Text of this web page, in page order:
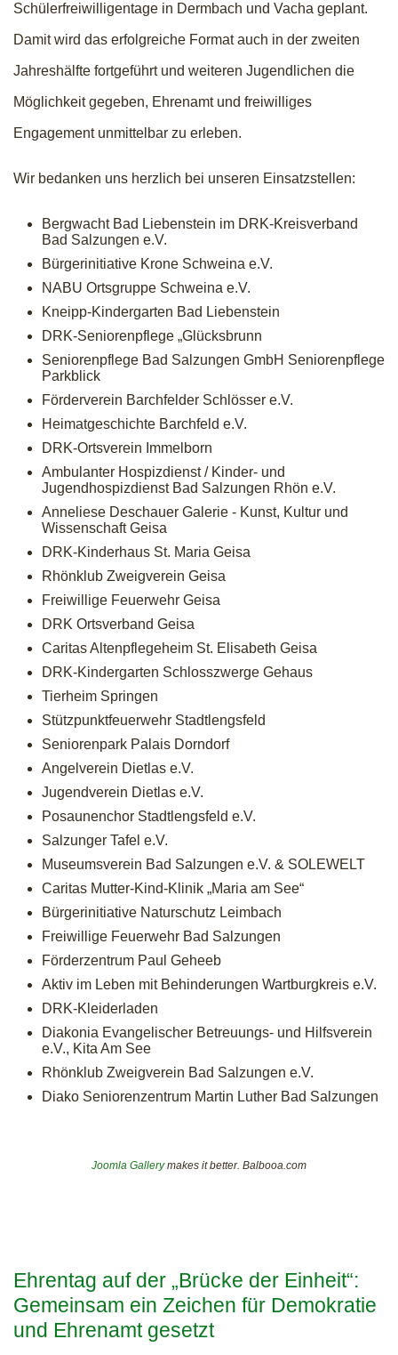
Schülerfreiwilligentage in Dermbach und Vacha geplant.
Damit wird das erfolgreiche Format auch in der zweiten
Jahreshälfte fortgeführt und weiteren Jugendlichen die
Möglichkeit gegeben, Ehrenamt und freiwilliges
Engagement unmittelbar zu erleben.
Wir bedanken uns herzlich bei unseren Einsatzstellen:
Bergwacht Bad Liebenstein im DRK-Kreisverband
Bad Salzungen e.V.
Bürgerinitiative Krone Schweina e.V.
NABU Ortsgruppe Schweina e.V.
Kneipp-Kindergarten Bad Liebenstein
DRK-Seniorenpflege „Glücksbrunn
Seniorenpflege Bad Salzungen GmbH Seniorenpflege
Parkblick
Förderverein Barchfelder Schlösser e.V.
Heimatgeschichte Barchfeld e.V.
DRK-Ortsverein Immelborn
Ambulanter Hospizdienst / Kinder- und
Jugendhospizdienst Bad Salzungen Rhön e.V.
Anneliese Deschauer Galerie - Kunst, Kultur und
Wissenschaft Geisa
DRK-Kinderhaus St. Maria Geisa
Rhönklub Zweigverein Geisa
Freiwillige Feuerwehr Geisa
DRK Ortsverband Geisa
Caritas Altenpflegeheim St. Elisabeth Geisa
DRK-Kindergarten Schlosszwerge Gehaus
Tierheim Springen
Stützpunktfeuerwehr Stadtlengsfeld
Seniorenpark Palais Dorndorf
Angelverein Dietlas e.V.
Jugendverein Dietlas e.V.
Posaunenchor Stadtlengsfeld e.V.
Salzunger Tafel e.V.
Museumsverein Bad Salzungen e.V. & SOLEWELT
Caritas Mutter-Kind-Klinik „Maria am See“
Bürgerinitiative Naturschutz Leimbach
Freiwillige Feuerwehr Bad Salzungen
Förderzentrum Paul Geheeb
Aktiv im Leben mit Behinderungen Wartburgkreis e.V.
DRK-Kleiderladen
Diakonia Evangelischer Betreuungs- und Hilfsverein
e.V., Kita Am See
Rhönklub Zweigverein Bad Salzungen e.V.
Diako Seniorenzentrum Martin Luther Bad Salzungen
Joomla Gallerymakes it better. Balbooa.com
Ehrentag auf der „Brücke der Einheit“:
Gemeinsam ein Zeichen für Demokratie
und Ehrenamt gesetzt